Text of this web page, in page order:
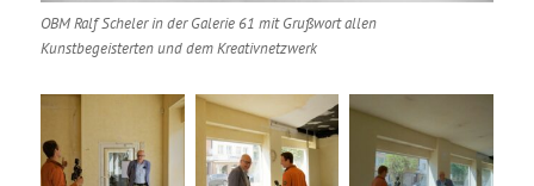
OBM Ralf Scheler in der Galerie 61 mit Grußwort allen
Kunstbegeisterten und dem Kreativnetzwerk